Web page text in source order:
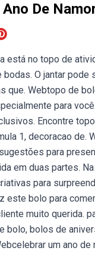
De
está no topo de
bodas. O jantar pode
que. Webtopo de
para
Encontre
1, decoracao de.
para
em duas partes.
para
este bolo para
muito querida.
bolo, bolos de
um ano de